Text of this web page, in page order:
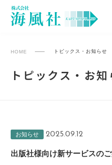
HOME トピックス・お知らせ
トピックス・お知
お知らせ 2025.09.12
出版社様向け新サービスの